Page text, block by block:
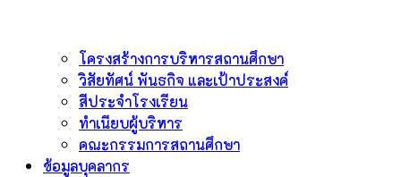
โครงสร้างการบริหารสถานศึกษา
วิสัยทัศน์ พันธกิจ และเป้าประสงค์
สีประจำโรงเรียน
ทำเนียบผู้บริหาร
คณะกรรมการสถานศึกษา
ข้อมูลบุคลากร